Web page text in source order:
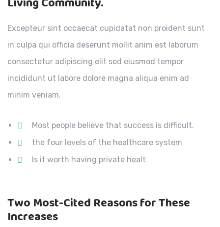
Excepteur sint occaecat cupidatat non proident sunt
in culpa qui officia deserunt mollit anim est laborum
consectetur adipiscing elit sed eiusmod tempor
incididunt ut labore dolore magna aliqua enim ad
minim veniam.
Most people believe that success is difficult.
the four levels of the healthcare system
Is it worth having private healt
Two Most-Cited Reasons for These
Increases